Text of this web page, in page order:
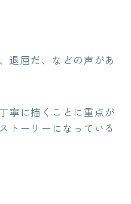
退屈だ、などの声があ
寧に描くことに重点が
トーリーになっている